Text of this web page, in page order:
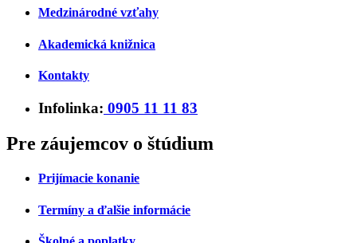
Medzinárodné vzťahy
Akademická knižnica
Kontakty
Infolinka: 0905 11 11 83
Pre záujemcov o štúdium
Prijímacie konanie
Termíny a ďalšie informácie